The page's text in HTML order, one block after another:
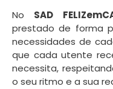
No SAD
prestado de forma
necessidades de
que cada utente
necessita,
o seu ritmo e a sua